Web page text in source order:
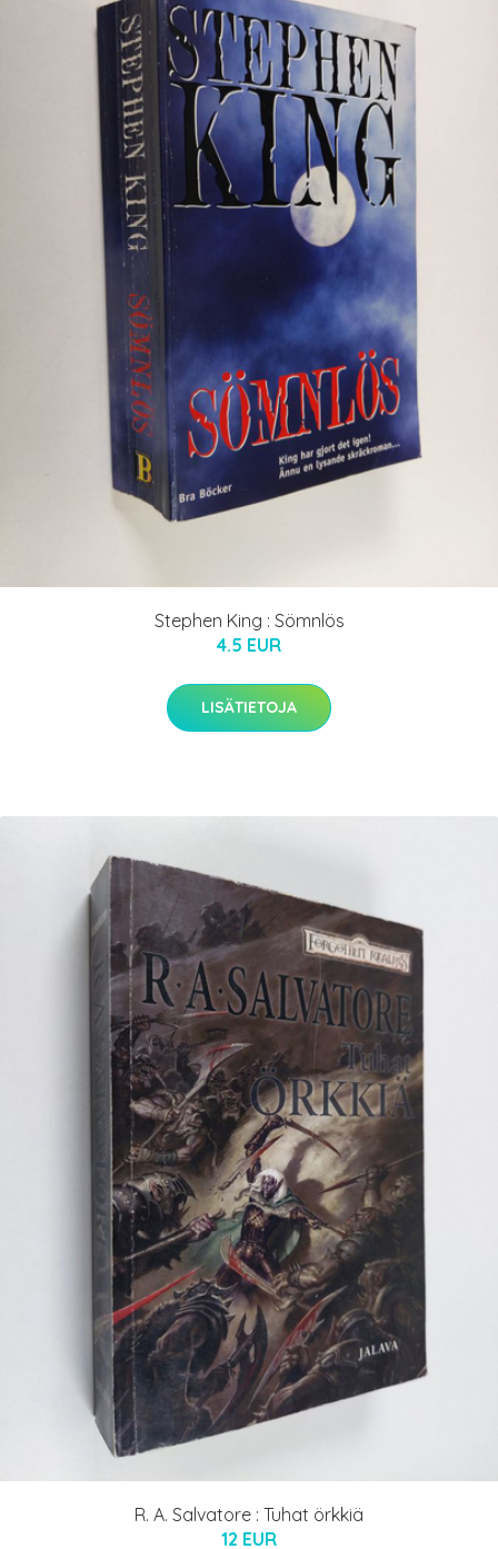
Stephen King : Sömnlös
4.5 EUR
LISÄTIETOJA
R. A. Salvatore : Tuhat örkkiä
12 EUR